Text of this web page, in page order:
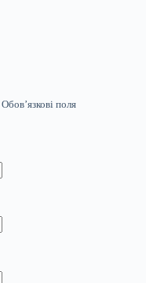
Обов’язкові поля